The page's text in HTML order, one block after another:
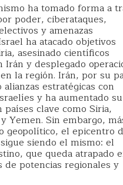
ha tomado forma a
poder, ciberataques,
y amenazas
ha atacado objetivos
asesinado científicos
Irán y desplegado
la región. Irán, por su
estratégicas con
y ha aumentado su
clave como Siria,
Yemen. Sin embargo,
geopolítico, el epicentro
siendo el mismo: el
que queda atrapado
de potencias regionales y